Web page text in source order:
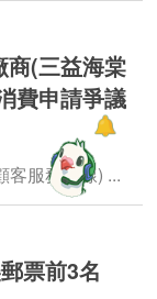
商(三益海棠
費申請爭議
客服務專線) ...
票前3名